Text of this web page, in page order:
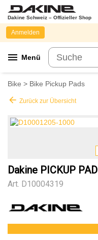
Dakine Schweiz – Offizieller Shop
menu Menü
Anmelden
Bike > Bike Pickup Pads
arrow_back Zurück zur Übersicht
Dakine PICKUP PAD
Art. D10004319